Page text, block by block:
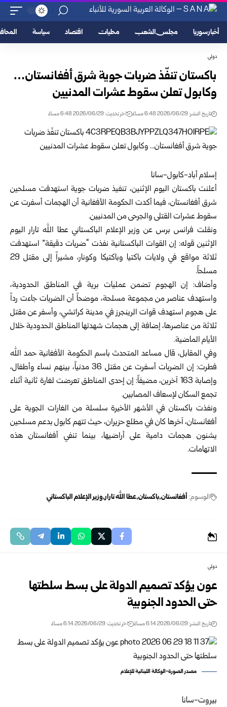
أخبار سوريا مجلس الشعب محليات اقتصاد سياسة
دولي
باكستان تنفّذ ضربات جوية شرق أفغانستان…
وكابول تعلن سقوط عشرات المدنيين
تاريخ النشر: 2026/06/29 6:48 مساءً اخر تحديث: 2026/06/29 6:48 مساءً
إسلام أباد-كابول-سانا
أعلنت باكستان اليوم الإثنين، تنفيذ ضربات جوية استهدفت مسلحين
شرق أفغانستان، فيما أكدت الحكومة الأفغانية أن الهجمات أسفرت عن
سقوط عشرات القتلى والجرحى من المدنيين.
ونقلت فرانس برس عن وزير الإعلام الباكستاني عطا الله تارار اليوم
الإثنين قوله: إن القوات الباكستانية نفذت “ضربات دقيقة” استهدفت
ثلاثة مواقع في ولايات باكتيا وباكتيكا وكونار، مشيراً إلى مقتل 29
مسلحاً.
وأضاف: إن الهجوم تضمن عمليات برية في المناطق الحدودية،
واستهدف عناصر من مجموعة مسلحة، موضحاً أن الضربات جاءت رداً
على هجوم استهدف قوات الرينجرز في مدينة كراتشي، وأسفر عن مقتل
ثلاثة من عناصرها، إضافة إلى هجمات شهدتها المناطق الحدودية خلال
الأيام الماضية.
وفي المقابل، قال مساعد المتحدث باسم الحكومة الأفغانية حمد الله
فطرت: إن الضربات أسفرت عن مقتل 36 مدنياً، بينهم نساء وأطفال،
وإصابة 163 آخرين، مضيفاً: إن إحدى المناطق تعرضت لغارة ثانية أثناء
تجمع السكان لإسعاف المصابين.
ونفذت باكستان في الأشهر الأخيرة سلسلة من الغارات الجوية على
أفغانستان، آخرها كان في مطلع حزيران، حيث تتهم كابول بدعم مسلحين
يشنون هجمات دامية على أراضيها، بينما تنفي أفغانستان هذه
الاتهامات.
الوسوم: أفغانستان باكستان عطا الله تارار وزير الإعلام الباكستاني
دولي
عون يؤكد تصميم الدولة على بسط سلطتها
حتى الحدود الجنوبية
تاريخ النشر: 2026/06/29 6:14 مساءً اخر تحديث: 2026/06/29 6:14 مساءً
مصدر الصورة-الوكالة اللبنانية للإعلام
بيروت-سانا